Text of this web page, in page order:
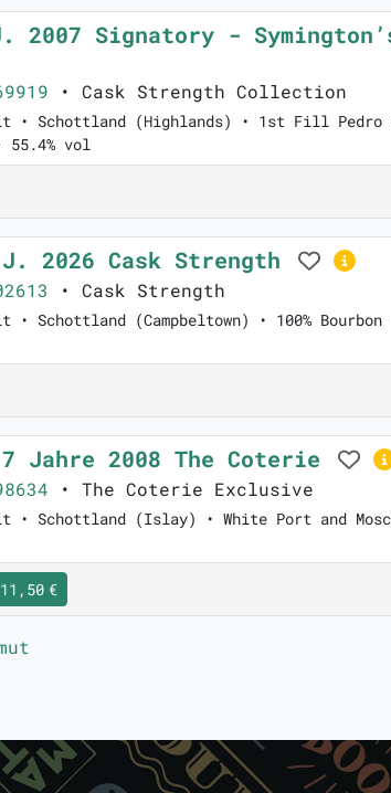
2007 Signatory -
• Cask Strength Collection
• Schottland (Highlands) • 1st Fill Pedro
55.4% vol
2026 Cask Strength
• Cask Strength
Schottland (Campbeltown) • 100%
Jahre 2008 The Coterie
• The Coterie Exclusive
• Schottland (Islay) • White Port and
€